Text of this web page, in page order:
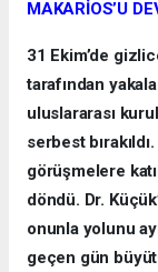
MAKARİOS’U
31 Ekim’de
tarafından
uluslararası
serbest
görüşmelere
döndü. Dr.
onunla yolunu
geçen gün